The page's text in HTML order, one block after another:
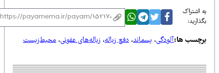
اشتراک
ها:آلودگی،پسماند،دفع زباله،زباله‌های عفونی،محیط‌زیست